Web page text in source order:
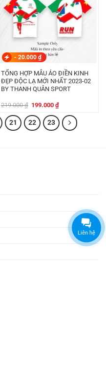
- 20.000 ₫
TỔNG HỢP MẪU ÁO ĐIỀN KINH
ĐẸP ĐỘC LẠ MỚI NHẤT 2023-02
BY THANH QUÂN SPORT
219.000₫ Giá
là:
219.000 ₫.
199.000₫Giá
tại
là:
199.000 ₫.
21 22 23
Liên hệ